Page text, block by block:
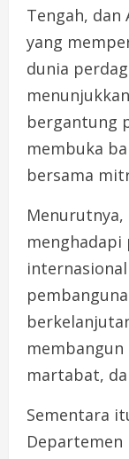
Tengah, dan
yang
dunia
bergantung
membuka
bersama
menghadapi
martabat,
Sementara
Departemen